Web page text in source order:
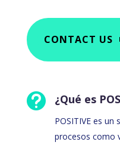
CONTACT US
 ¿Qué es
POSITIVE es
procesos como